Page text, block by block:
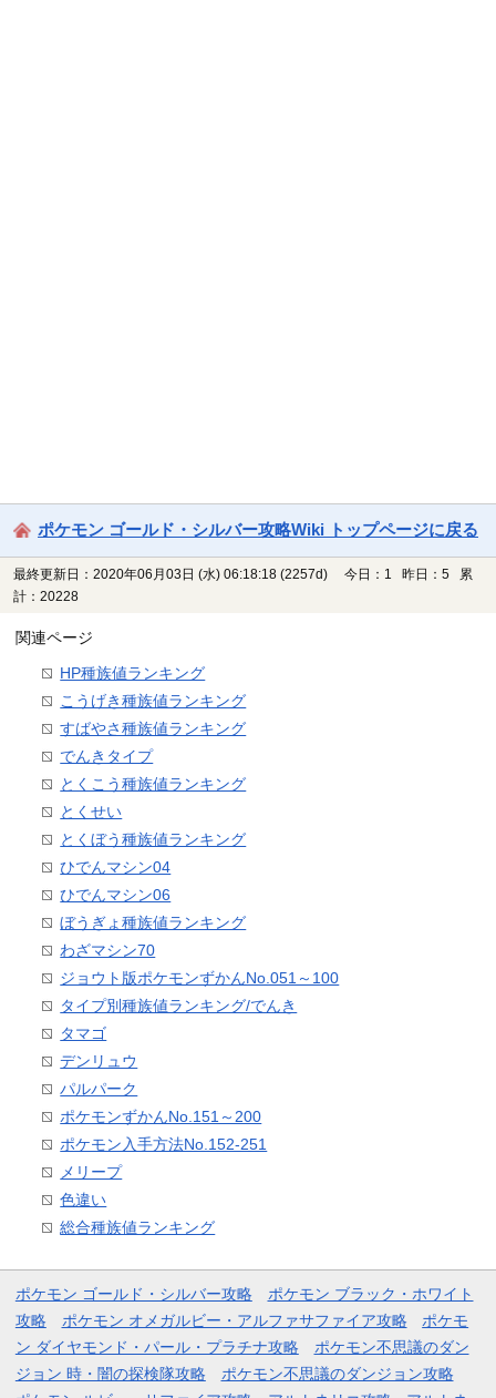
ポケモン ゴールド・シルバー攻略Wiki トップページに戻る
最終更新日：2020年06月03日 (水) 06:18:18 (2257d)
今日：1 昨日：5 累
計：20228
関連ページ
HP種族値ランキング
こうげき種族値ランキング
すばやさ種族値ランキング
でんきタイプ
とくこう種族値ランキング
とくせい
とくぼう種族値ランキング
ひでんマシン04
ひでんマシン06
ぼうぎょ種族値ランキング
わざマシン70
ジョウト版ポケモンずかんNo.051～100
タイプ別種族値ランキング/でんき
タマゴ
デンリュウ
パルパーク
ポケモンずかんNo.151～200
ポケモン入手方法No.152-251
メリープ
色違い
総合種族値ランキング
ポケモン ゴールド・シルバー攻略
ポケモン ブラック・ホワイト
攻略
ポケモン オメガルビー・アルファサファイア攻略
ポケモ
ン ダイヤモンド・パール・プラチナ攻略
ポケモン不思議のダン
ジョン 時・闇の探検隊攻略
ポケモン不思議のダンジョン攻略